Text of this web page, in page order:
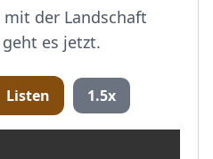
mit der Landschaft
es jetzt.
Listen 1.5x